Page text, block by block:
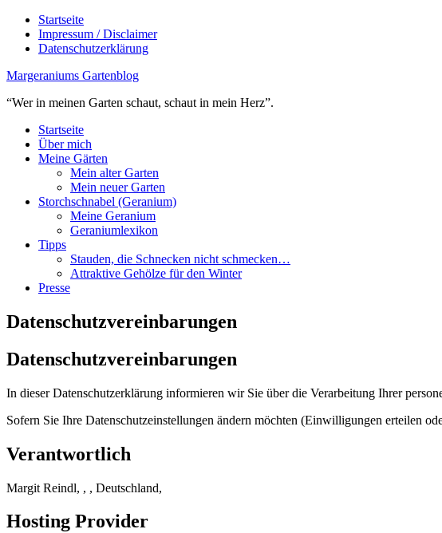
Startseite
Impressum / Disclaimer
Datenschutzerklärung
Margeraniums Gartenblog
“Wer in meinen Garten schaut, schaut in mein Herz”.
Startseite
Über mich
Meine Gärten
Mein alter Garten
Mein neuer Garten
Storchschnabel (Geranium)
Meine Geranium
Geraniumlexikon
Tipps
Stauden, die Schnecken nicht schmecken…
Attraktive Gehölze für den Winter
Presse
Datenschutzvereinbarungen
Datenschutzvereinbarungen
In dieser Datenschutzerklärung informieren wir Sie über die Verarbeitung Ihrer
Sofern Sie Ihre Datenschutzeinstellungen ändern möchten (Einwilligungen erteilen
Verantwortlich
Margit Reindl, , , Deutschland,
Hosting Provider